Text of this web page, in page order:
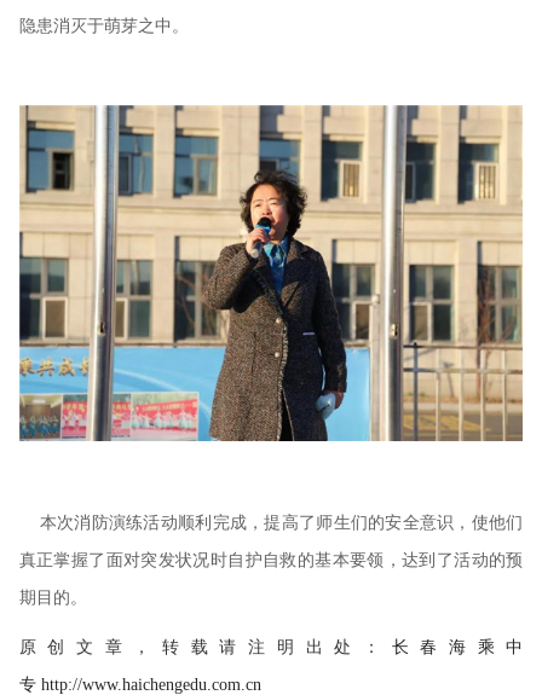
隐患消灭于萌芽之中。
本次消防演练活动顺利完成，提高了师生们的安全意识，使他们
真正掌握了面对突发状况时自护自救的基本要领，达到了活动的预
期目的。
原创文章，转载请注明出处： 长春海乘中
专 http://www.haichengedu.com.cn